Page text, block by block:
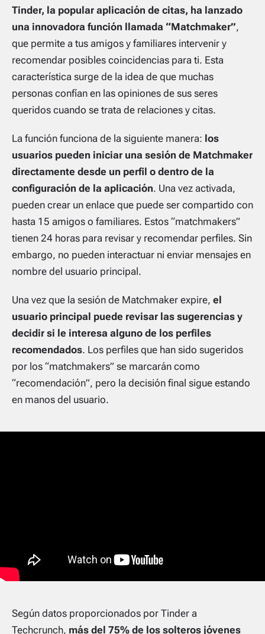
Tinder, la popular aplicación de citas, ha lanzado
una innovadora función llamada “Matchmaker”,
que permite a tus amigos y familiares intervenir y
recomendar posibles coincidencias para ti. Esta
característica surge de la idea de que muchas
personas confían en las opiniones de sus seres
queridos cuando se trata de relaciones y citas.
La función funciona de la siguiente manera: los
usuarios pueden iniciar una sesión de Matchmaker
directamente desde un perfil o dentro de la
configuración de la aplicación. Una vez activada,
pueden crear un enlace que puede ser compartido con
hasta 15 amigos o familiares. Estos “matchmakers”
tienen 24 horas para revisar y recomendar perfiles. Sin
embargo, no pueden interactuar ni enviar mensajes en
nombre del usuario principal.
Una vez que la sesión de Matchmaker expire, el
usuario principal puede revisar las sugerencias y
decidir si le interesa alguno de los perfiles
recomendados. Los perfiles que han sido sugeridos
por los “matchmakers” se marcarán como
“recomendación”, pero la decisión final sigue estando
en manos del usuario.
Según datos proporcionados por Tinder a
Techcrunch, más del 75% de los solteros jóvenes